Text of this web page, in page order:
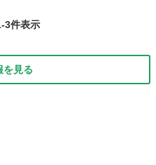
3件表示
を見る